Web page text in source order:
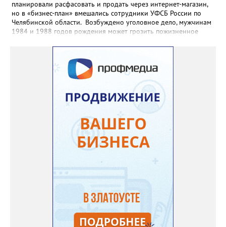
планировали расфасовать и продать через интернет-магазин,
но в «бизнес-план» вмешались сотрудники УФСБ России по
Челябинской области. Возбуждено уголовное дело, мужчинам
1984 и 1988 годов рождения может грозить пожизненное
наркотиков региональное УФСБ ведёт по всем фронтам. Так,
сотрудники управления ликвидировали две подпольных
химических лаборатории по производству и расфасовке
наркотических средств. В общей сложности оперативники
изъяли из незаконного оборота более 65 килограммов
«синтетики» и свыше 600 килограммов прекурсоров,
предназначенных для дальнейшего производства наркотиков
и психотропных веществ, а также химические реактивы и
лабораторное оборудование.